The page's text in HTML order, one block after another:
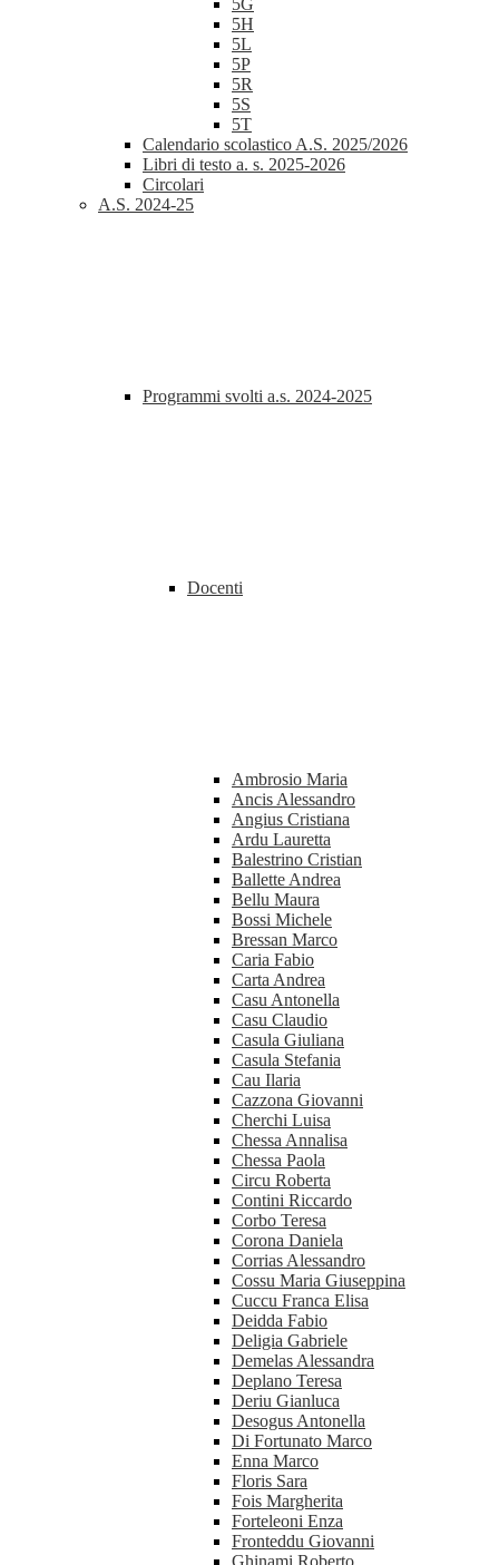
5G
5H
5L
5P
5R
5S
5T
Calendario scolastico A.S. 2025/2026
Libri di testo a. s. 2025-2026
Circolari
A.S. 2024-25
Programmi svolti a.s. 2024-2025
Docenti
Ambrosio Maria
Ancis Alessandro
Angius Cristiana
Ardu Lauretta
Balestrino Cristian
Ballette Andrea
Bellu Maura
Bossi Michele
Bressan Marco
Caria Fabio
Carta Andrea
Casu Antonella
Casu Claudio
Casula Giuliana
Casula Stefania
Cau Ilaria
Cazzona Giovanni
Cherchi Luisa
Chessa Annalisa
Chessa Paola
Circu Roberta
Contini Riccardo
Corbo Teresa
Corona Daniela
Corrias Alessandro
Cossu Maria Giuseppina
Cuccu Franca Elisa
Deidda Fabio
Deligia Gabriele
Demelas Alessandra
Deplano Teresa
Deriu Gianluca
Desogus Antonella
Di Fortunato Marco
Enna Marco
Floris Sara
Fois Margherita
Forteleoni Enza
Fronteddu Giovanni